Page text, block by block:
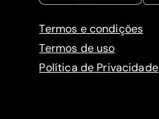
Termos e condições
Termos de uso
Política de Privacidade